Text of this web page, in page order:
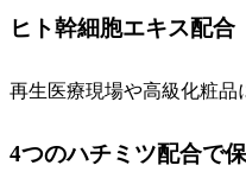
ヒト幹細胞エキス配合
再生医療現場や高級化粧品
4つのハチミツ配合で